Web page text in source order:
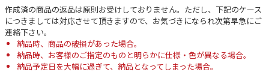
作成済の商品の返品は原則お受けしておりません。ただし、下記のケース
につきましては対応させて頂きますので、お気づきになられ次第早急にご
連絡下さい。
納品時、商品の破損があった場合。
納品時、お客様のご指定のものと明らかに仕様・色が異なる場合。
納品予定日を大幅に過ぎて、納品となってしまった場合。